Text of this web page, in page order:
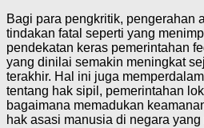
Bagi para pengkritik, pengerahan
tindakan fatal seperti yang
pendekatan keras pemerintahan
yang dinilai semakin meningkat
terakhir. Hal ini juga
tentang hak sipil, pemerintahan
bagaimana memadukan
hak asasi manusia di negara